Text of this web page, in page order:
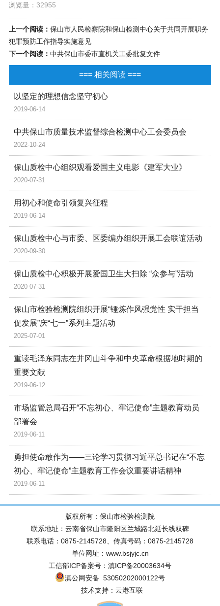
浏览量：32955
上一个阅读： 保山市人民检察院和保山检测中心关于共同开展职务
犯罪预防工作指导实施意见
下一个阅读： 中共保山市委市直机关工委批复文件
=== 相关阅读 ===
以坚定的理想信念坚守初心
2019-06-14
中共保山市质量技术监督综合检测中心工会委员会
2022-10-24
保山质检中心组织观看爱国主义电影《建军大业》
2020-07-31
用初心和使命引领复兴征程
2019-06-14
保山质检中心与市委、区委编办组织开展工会联谊活动
2020-09-30
保山质检中心积极开展爱国卫生大扫除 “众参与”活动
2020-07-31
保山市检验检测院组织开展“锤炼作风强党性 实干担当
促发展”庆“七一”系列主题活动
2025-07-01
重读毛泽东同志在井冈山斗争和中央革命根据地时期的
重要文献
2019-06-12
市场监管总局召开“不忘初心、牢记使命”主题教育动员
部署会
2019-06-11
勇担使命敢作为——三论学习贯彻习近平总书记在“不忘
初心、牢记使命”主题教育工作会议重要讲话精神
2019-06-11
版权所有：保山市检验检测院
联系地址：云南省保山市隆阳区兰城路北延长线双碑
联系电话：0875-2145728、传真号码：0875-2145728
单位网址：www.bsjyjc.cn
工信部ICP备案号：滇ICP备20003634号
滇公网安备 53050202000122号
技术支持：云港互联